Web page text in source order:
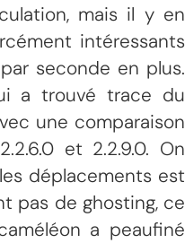
mais il y en
intéressants
seconde en plus.
a trouvé trace du
une comparaison
et 2.2.9.0. On
déplacements est
pas de ghosting, ce
a peaufiné